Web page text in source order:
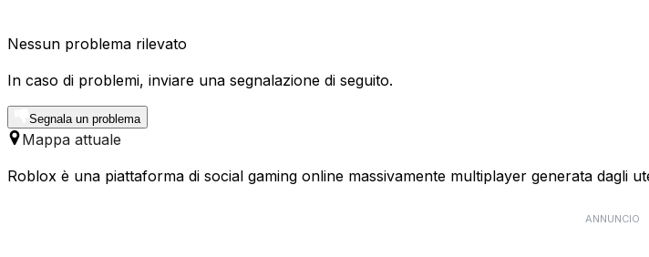
Nessun problema rilevato
In caso di problemi, inviare una segnalazione di seguito.
Segnala un problema
Mappa attuale
Roblox è una piattaforma di social gaming online massivamente multiplayer generata dagli
ANNUNCIO